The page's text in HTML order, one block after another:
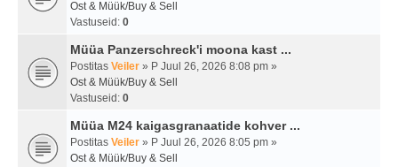
Ost & Müük/Buy & Sell
Vastuseid: 0
Müüa Panzerschreck'i moona kast ...
Postitas Veiler » P Juul 26, 2026 8:08 pm »
Ost & Müük/Buy & Sell
Vastuseid: 0
Müüa M24 kaigasgranaatide kohver ...
Postitas Veiler » P Juul 26, 2026 8:05 pm »
Ost & Müük/Buy & Sell